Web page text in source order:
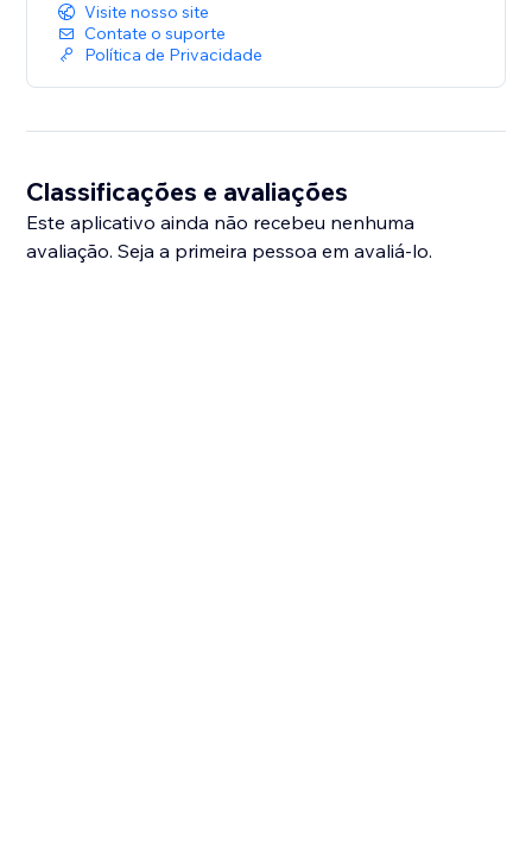
Visite nosso site
Contate o suporte
Política de Privacidade
Classificações e avaliações
Este aplicativo ainda não recebeu nenhuma
avaliação. Seja a primeira pessoa em avaliá-lo.